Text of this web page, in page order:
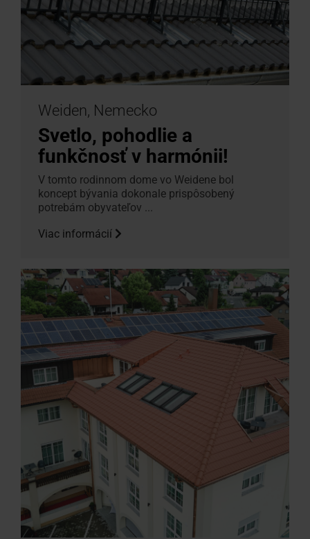
Weiden, Nemecko
Svetlo, pohodlie a
funkčnosť v harmónii!
V tomto rodinnom dome vo Weidene bol
koncept bývania dokonale prispôsobený
potrebám obyvateľov ...
Viac informácií